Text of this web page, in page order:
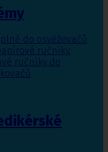
do osvěžovačů
ručníky,
ručníky do